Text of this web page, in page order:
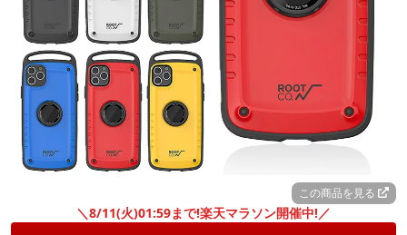
この商品を見る
＼8/11(火)01:59まで!楽天マラソン開催中!／